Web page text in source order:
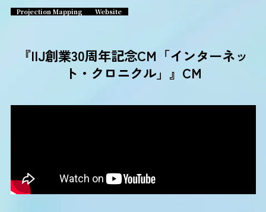
Projection Mapping Website
『IIJ創業30周年記念CM「インターネッ
ト・クロニクル」』CM